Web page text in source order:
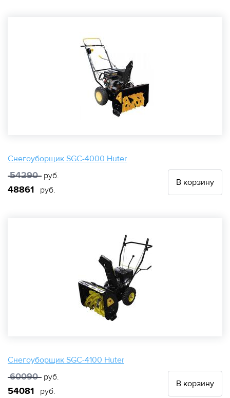
Снегоуборщик SGC-4000 Huter
54290 руб.
48861 руб.
В корзину
Снегоуборщик SGC-4100 Huter
60090 руб.
54081 руб.
В корзину